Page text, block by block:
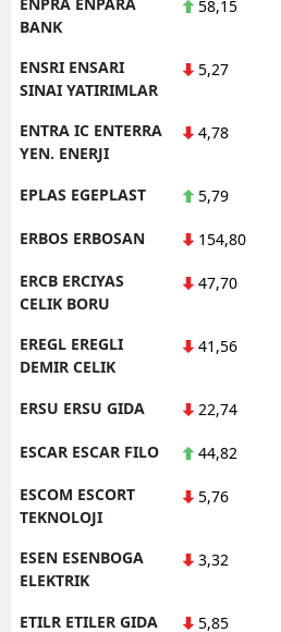
BANK
58,15
ENSRI ENSARI
SINAI YATIRIMLAR
5,27
ENTRA IC ENTERRA
YEN. ENERJI
4,78
EPLAS EGEPLAST 5,79
ERBOS ERBOSAN 154,80
ERCB ERCIYAS
CELIK BORU
47,70
EREGL EREGLI
DEMIR CELIK
41,56
ERSU ERSU GIDA 22,74
ESCAR ESCAR FILO 44,82
ESCOM ESCORT
TEKNOLOJI
5,76
ESEN ESENBOGA
ELEKTRIK
3,32
ETILR ETILER GIDA 5,85